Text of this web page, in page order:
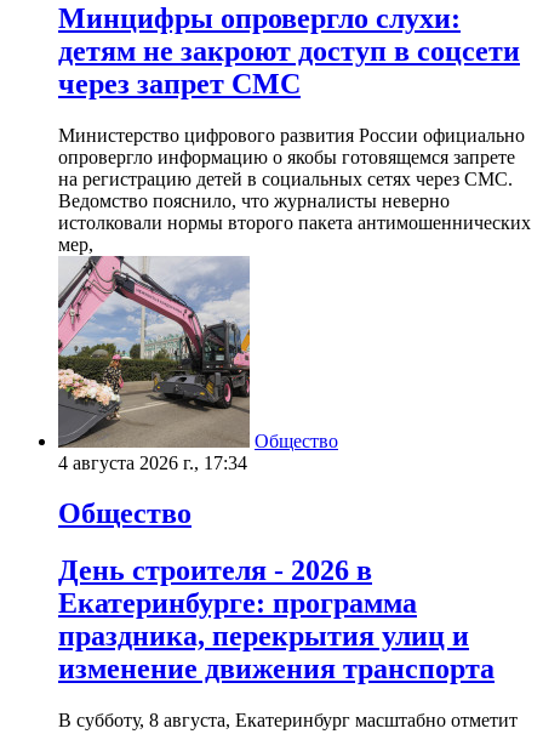
Минцифры опровергло слухи:
детям не закроют доступ в соцсети
через запрет СМС
Министерство цифрового развития России официально
опровергло информацию о якобы готовящемся запрете
на регистрацию детей в социальных сетях через СМС.
Ведомство пояснило, что журналисты неверно
истолковали нормы второго пакета антимошеннических
мер,
Общество
4 августа 2026 г., 17:34
Общество
День строителя - 2026 в
Екатеринбурге: программа
праздника, перекрытия улиц и
изменение движения транспорта
В субботу, 8 августа, Екатеринбург масштабно отметит